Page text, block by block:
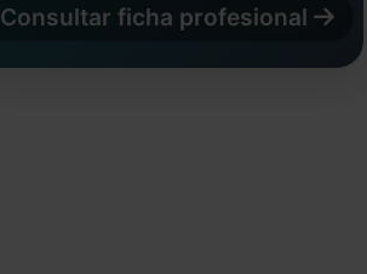
Consultar ficha profesional